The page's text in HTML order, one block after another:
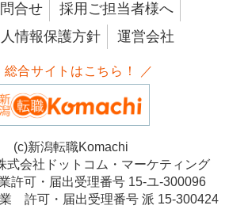
合せ
採用ご担当者様へ
情報保護方針
運営会社
総合サイトはこちら！ ／
(c)新潟転職Komachi
式会社ドットコム・マーケティング
許可・届出受理番号 15-ユ-300096
許可・届出受理番号 派 15-300424